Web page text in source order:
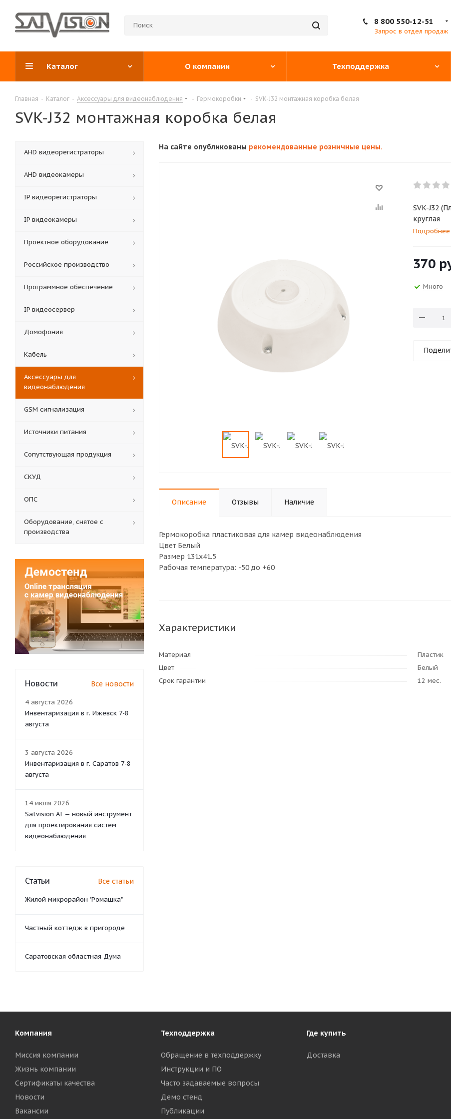
8 800 550-12-51
Запрос в отдел продаж
Каталог О компании Техподдержка
Главная - Каталог - Аксессуары для видеонаблюдения - Гермокоробки - SVK-J32 монтажная коробка белая
SVK-J32 монтажная коробка белая
На сайте опубликованы рекомендованные розничные цены.
SVK-J32
круглая
Подробнее
370
Много
Описание Отзывы Наличие
Гермокоробка пластиковая для камер видеонаблюдения
Цвет Белый
Размер 131x41.5
Рабочая температура: -50 до +60
Характеристики
Материал
Пластик
Цвет
Белый
Срок гарантии
12 мес.
АНD видеорегистраторы
AHD видеокамеры
IP видеорегистраторы
IP видеокамеры
Проектное оборудование
Российское производство
Программное обеспечение
IP видеосервер
Домофония
Кабель
Аксессуары для
видеонаблюдения
GSM сигнализация
Источники питания
Сопутствующая продукция
СКУД
ОПС
Оборудование, снятое с
производства
Новости Все новости
4 августа 2026
Инвентаризация в г. Ижевск 7-8
августа
3 августа 2026
Инвентаризация в г. Саратов 7-8
августа
14 июля 2026
Satvision AI — новый инструмент
для проектирования систем
видеонаблюдения
Статьи Все статьи
Жилой микрорайон "Ромашка"
Частный коттедж в пригороде
Саратовская областная Дума
Компания
Миссия компании
Жизнь компании
Сертификаты качества
Новости
Вакансии
Техподдержка
Обращение в техподдержку
Инструкции и ПО
Часто задаваемые вопросы
Демо стенд
Публикации
Где купить
Доставка